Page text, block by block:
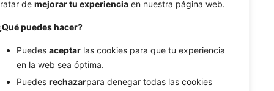
de mejorar tu experiencia en nuestra página web.
puedes hacer?
Puedes aceptar las cookies para que tu experiencia
en la web sea óptima.
Puedes rechazarpara denegar todas las cookies
contenido visual
Desarrollo de Software diferenciación diseño
ecommerce engagement
estrategia de marca estrategias de marketing